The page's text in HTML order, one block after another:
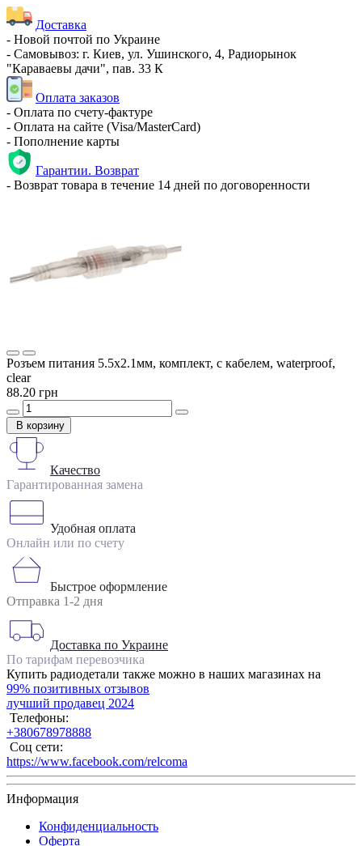
Доставка
- Новой почтой по Украине
- Самовывоз: г. Киев, ул. Ушинского, 4, Радиорынок
"Караваевы дачи", пав. 33 К
Оплата заказов
- Оплата по счету-фактуре
- Оплата на сайте (Visa/MasterCard)
- Пополнение карты
Гарантии. Возврат
- Возврат товара в течение 14 дней по договоренности
Розъем питания 5.5x2.1мм, комплект, с кабелем, waterproof,
clear
88.20 грн
В корзину
Качество
Гарантированная замена
Удобная оплата
Онлайн или по счету
Быстрое оформление
Отправка 1-2 дня
Доставка по Украине
По тарифам перевозчика
Купить радиодетали также можно в наших магазинах на
99% позитивных отзывов
лучший продавец 2024
Телефоны:
+380678978888
Соц сети:
https://www.facebook.com/relcoma
Информация
Конфиденциальность
Оферта